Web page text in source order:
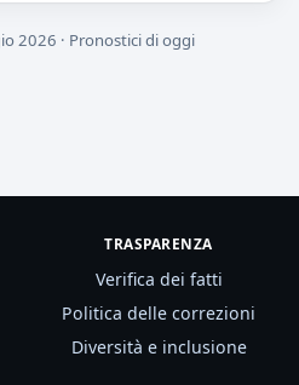
2026 · Pronostici di oggi
TRASPARENZA
Verifica dei fatti
Politica delle correzioni
Diversità e inclusione